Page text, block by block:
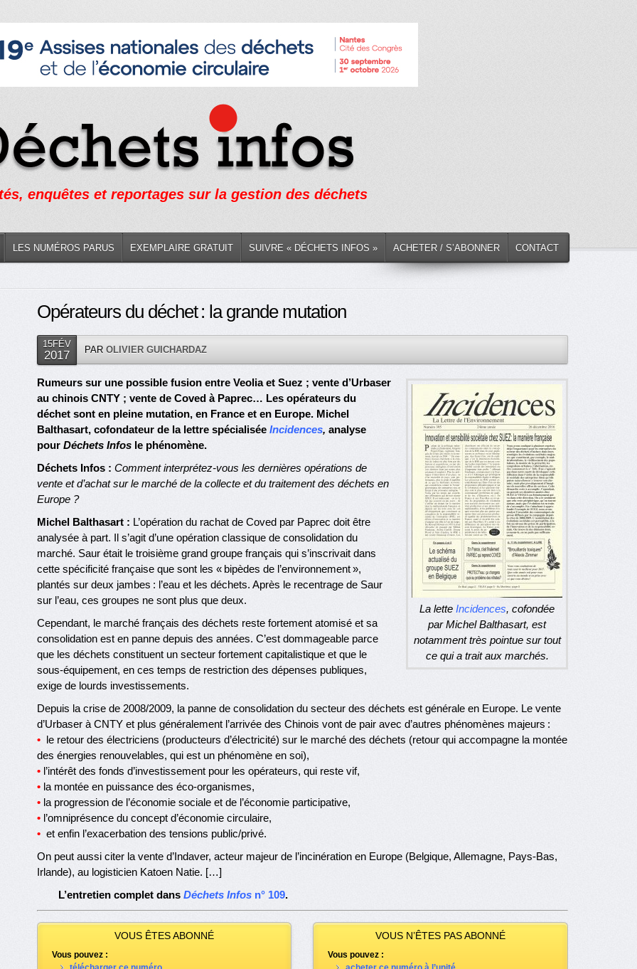
enquêtes et reportages sur la gestion des déchets
LES NUMÉROS PARUS EXEMPLAIRE GRATUIT SUIVRE « DÉCHETS INFOS » ACHETER / S’ABONNER CONTACT
Opérateurs du déchet : la grande mutation
15FÉV
2017 PAR OLIVIER GUICHARDAZ
La lette Incidences, cofondée
par Michel Balthasart, est
notamment très pointue sur tout
ce qui a trait aux marchés.
Rumeurs sur une possible fusion entre Veolia et Suez ; vente d’Urbaser
au chinois CNTY ; vente de Coved à Paprec… Les opérateurs du
déchet sont en pleine mutation, en France et en Europe. Michel
Balthasart, cofondateur de la lettre spécialisée Incidences, analyse
pour Déchets Infosle phénomène.
Déchets Infos : Comment interprétez-vous les dernières opérations de
vente et d’achat sur le marché de la collecte et du traitement des déchets en
Europe ?
Michel Balthasart : L’opération du rachat de Coved par Paprec doit être
analysée à part. Il s’agit d’une opération classique de consolidation du
marché. Saur était le troisième grand groupe français qui s’inscrivait dans
cette spécificité française que sont les « bipèdes de l’environnement »,
plantés sur deux jambes : l’eau et les déchets. Après le recentrage de Saur
sur l’eau, ces groupes ne sont plus que deux.
Cependant, le marché français des déchets reste fortement atomisé et sa
consolidation est en panne depuis des années. C’est dommageable parce
que les déchets constituent un secteur fortement capitalistique et que le
sous-équipement, en ces temps de restriction des dépenses publiques,
exige de lourds investissements.
Depuis la crise de 2008/2009, la panne de consolidation du secteur des déchets est générale en Europe. Le vente
d’Urbaser à CNTY et plus généralement l’arrivée des Chinois vont de pair avec d’autres phénomènes majeurs :
•le retour des électriciens (producteurs d’électricité) sur le marché des déchets (retour qui accompagne la montée
des énergies renouvelables, qui est un phénomène en soi),
•l’intérêt des fonds d’investissement pour les opérateurs, qui reste vif,
•la montée en puissance des éco-organismes,
•la progression de l’économie sociale et de l’économie participative,
•l’omniprésence du concept d’économie circulaire,
•et enfin l’exacerbation des tensions public/privé.
On peut aussi citer la vente d’Indaver, acteur majeur de l’incinération en Europe (Belgique, Allemagne, Pays-Bas,
Irlande), au logisticien Katoen Natie. […]
L’entretien complet dans Déchets Infosn° 109.
VOUS ÊTES ABONNÉ
Vous pouvez :
VOUS N’ÊTES PAS ABONNÉ
Vous pouvez :